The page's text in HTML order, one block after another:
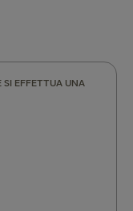
SI EFFETTUA UNA